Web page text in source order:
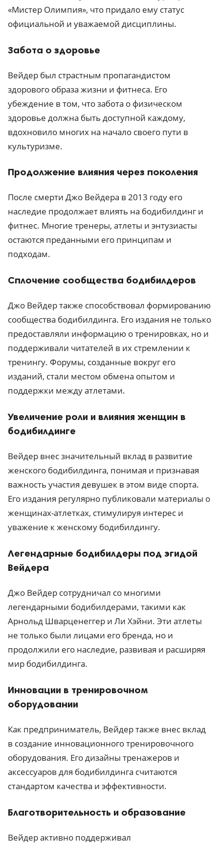
«Мистер Олимпия», что придало ему статус
официальной и уважаемой дисциплины.
Забота о здоровье
Вейдер был страстным пропагандистом
здорового образа жизни и фитнеса. Его
убеждение в том, что забота о физическом
здоровье должна быть доступной каждому,
вдохновило многих на начало своего пути в
культуризме.
Продолжение влияния через поколения
После смерти Джо Вейдера в 2013 году его
наследие продолжает влиять на бодибилдинг и
фитнес. Многие тренеры, атлеты и энтузиасты
остаются преданными его принципам и
подходам.
Сплочение сообщества бодибилдеров
Джо Вейдер также способствовал формированию
сообщества бодибилдинга. Его издания не только
предоставляли информацию о тренировках, но и
поддерживали читателей в их стремлении к
тренингу. Форумы, созданные вокруг его
изданий, стали местом обмена опытом и
поддержки между атлетами.
Увеличение роли и влияния женщин в
бодибилдинге
Вейдер внес значительный вклад в развитие
женского бодибилдинга, понимая и признавая
важность участия девушек в этом виде спорта.
Его издания регулярно публиковали материалы о
женщинах-атлетках, стимулируя интерес и
уважение к женскому бодибилдингу.
Легендарные бодибилдеры под эгидой
Вейдера
Джо Вейдер сотрудничал со многими
легендарными бодибилдерами, такими как
Арнольд Шварценеггер и Ли Хэйни. Эти атлеты
не только были лицами его бренда, но и
продолжили его наследие, развивая и расширяя
мир бодибилдинга.
Инновации в тренировочном
оборудовании
Как предприниматель, Вейдер также внес вклад
в создание инновационного тренировочного
оборудования. Его дизайны тренажеров и
аксессуаров для бодибилдинга считаются
стандартом качества и эффективности.
Благотворительность и образование
Вейдер активно поддерживал